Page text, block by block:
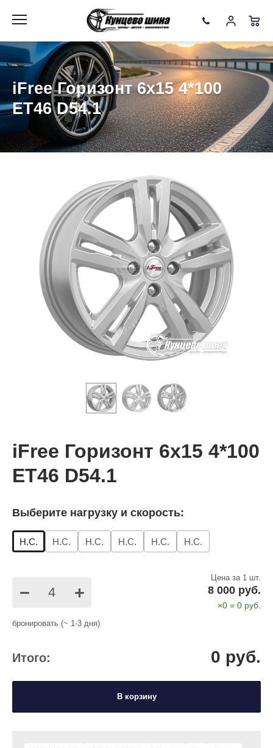
iFree Горизонт 6x15 4*100
ET46 D54.1
iFree Горизонт 6x15 4*100
ET46 D54.1
Выберите нагрузку и скорость:
Н.С. Н.С. Н.С. Н.С. Н.С. Н.С.
− +
Цена за 1 шт.
8 000 руб.
×0 = 0 руб.
бронировать (~ 1-3 дня)
Итого: 0 руб.
В корзину
Информация Фото товара